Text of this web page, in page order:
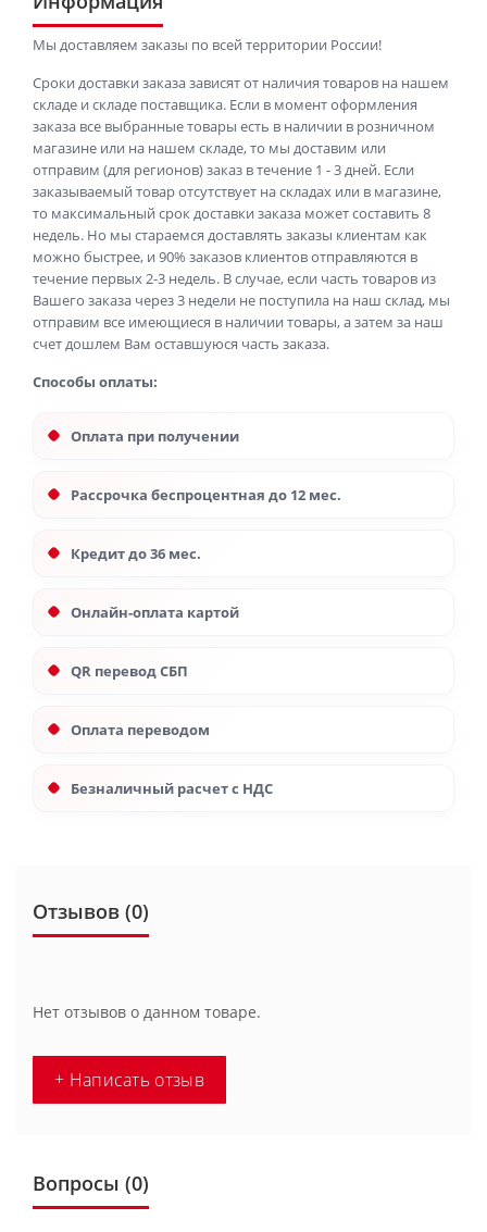
Мы доставляем заказы по всей территории России!
Сроки доставки заказа зависят от наличия товаров на нашем
складе и складе поставщика. Если в момент оформления
заказа все выбранные товары есть в наличии в розничном
магазине или на нашем складе, то мы доставим или
отправим (для регионов) заказ в течение 1 - 3 дней. Если
заказываемый товар отсутствует на складах или в магазине,
то максимальный срок доставки заказа может составить 8
недель. Но мы стараемся доставлять заказы клиентам как
можно быстрее, и 90% заказов клиентов отправляются в
течение первых 2-3 недель. В случае, если часть товаров из
Вашего заказа через 3 недели не поступила на наш склад, мы
отправим все имеющиеся в наличии товары, а затем за наш
счет дошлем Вам оставшуюся часть заказа.
Способы оплаты:
Оплата при получении
Рассрочка беспроцентная до 12 мес.
Кредит до 36 мес.
Онлайн-оплата картой
QR перевод СБП
Оплата переводом
Безналичный расчет с НДС
Отзывов (0)
Нет отзывов о данном товаре.
+ Написать отзыв
Вопросы (0)